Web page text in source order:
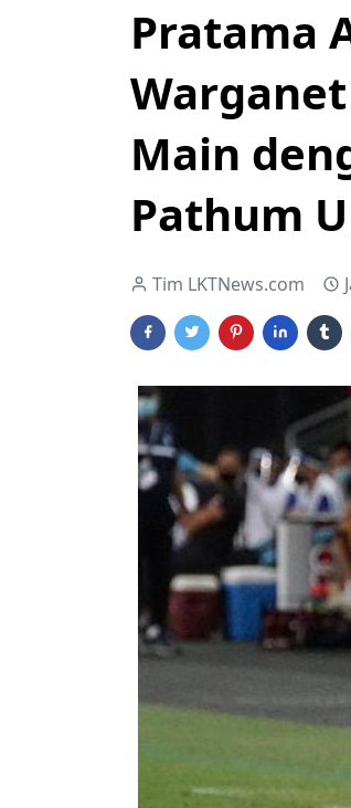
Pratama
Main
Pathum
Tim LKTNews.com